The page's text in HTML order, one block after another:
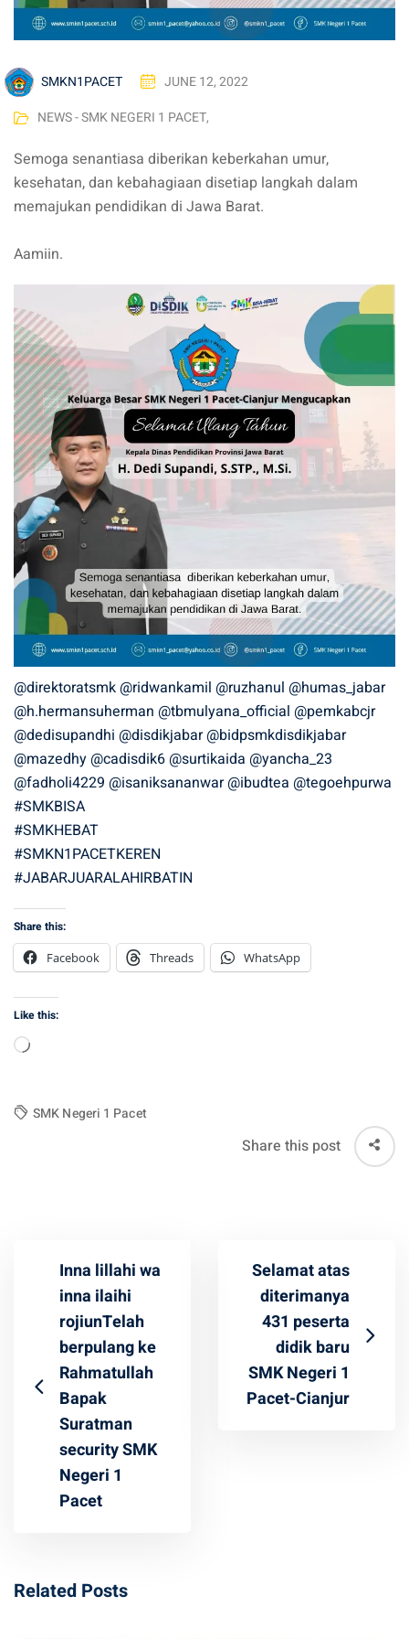
SMKN1PACET
JUNE 12, 2022
NEWS - SMK NEGERI 1 PACET,
Semoga senantiasa diberikan keberkahan umur,
kesehatan, dan kebahagiaan disetiap langkah dalam
memajukan pendidikan di Jawa Barat.
Aamiin.
@direktoratsmk @ridwankamil @ruzhanul @humas_jabar
@h.hermansuherman @tbmulyana_official @pemkabcjr
@dedisupandhi @disdikjabar @bidpsmkdisdikjabar
@mazedhy @cadisdik6 @surtikaida @yancha_23
@fadholi4229 @isaniksananwar @ibudtea @tegoehpurwa
#SMKBISA
#SMKHEBAT
#SMKN1PACETKEREN
#JABARJUARALAHIRBATIN
Share this:
Facebook
Threads WhatsApp
Like this:
Loading…
SMK Negeri 1 Pacet
Share this post
Inna lillahi wa
inna ilaihi
rojiunTelah
berpulang ke
Rahmatullah
Bapak
Suratman
security SMK
Negeri 1
Pacet
Selamat atas
diterimanya
431 peserta
didik baru
SMK Negeri 1
Pacet-Cianjur
Related Posts